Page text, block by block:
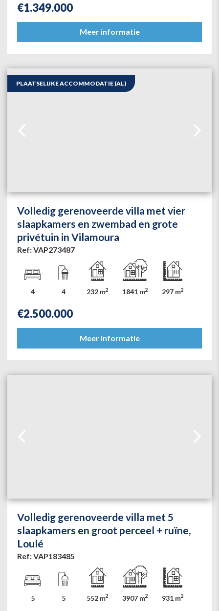
€1.349.000
Meer informatie
Volledig gerenoveerde villa met vier
slaapkamers en zwembad en grote
privétuin in Vilamoura
Ref: VAP273487
4 4 232 m2 1841 m2 297 m2
€2.500.000
Meer informatie
PLAATSELIJKE ACCOMMODATIE (AL)
Volledig gerenoveerde villa met 5
slaapkamers en groot perceel + ruïne,
Loulé
Ref: VAP183485
5 5 552 m2 3907 m2 931 m2